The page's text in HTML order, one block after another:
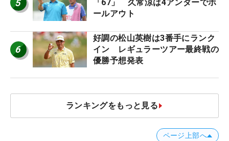
5
「67」 久常涼は4アンダーでホ
ールアウト
6
好調の松山英樹は3番手にランク
イン レギュラーツアー最終戦の
優勝予想発表
ランキングをもっと見る
ページ上部へ